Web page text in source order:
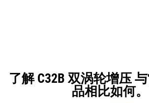
了解 C32B 双涡轮增压
品相比如何。